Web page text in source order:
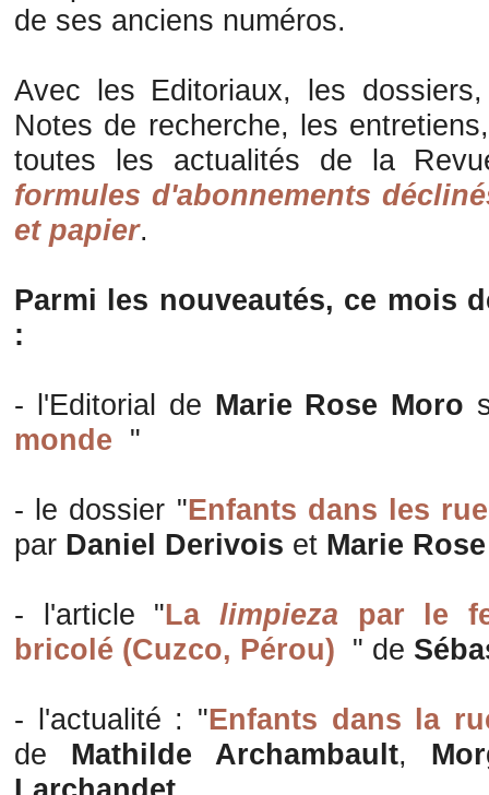
de ses anciens numéros.
Avec les Editoriaux, les
Notes de recherche, les
toutes les actualités de la
formules d'abonnements
et papier.
Parmi les nouveautés, ce mois
:
- l'Editorial de Marie Rose Moro
monde "
- le dossier "Enfants dans les
par Daniel Derivois et Marie
- l'article "Lalimpieza par le
bricolé (Cuzco, Pérou) " de
- l'actualité : "Enfants dans la
de Mathilde Archambault,